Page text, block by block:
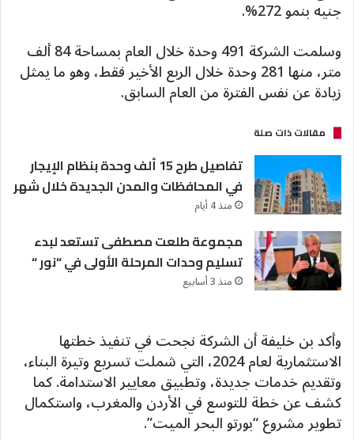
جنيه بنمو 272%.
وسلمت الشركة 491 وحدة خلال العام بمساحة 84 ألف
متر، منها 281 وحدة خلال الربع الأخير فقط، وهو ما يمثل
زيادة عن نفس الفترة من العام السابق.
مقالات ذات صلة
تفاصيل طرح 15 ألف وحدة بنظام الإيجار
في المحافظات والمدن الجديدة خلال شهر
منذ 4 أيام
مجموعة طلعت مصطفى تستعد لبدء
تسليم وحدات المرحلة الأولى في “نور “
منذ 3 أسابيع
وأكد بن خليفة أن الشركة نجحت في تنفيذ خطتها
الاستثمارية لعام 2024، التي شملت تسريع وتيرة البناء،
وتقديم خدمات جديدة، وتطبيق معايير الاستدامة. كما
كشف عن خطة للتوسع في الأردن والمغرب، واستكمال
تطوير مشروع “بورتو البحر الميت”.